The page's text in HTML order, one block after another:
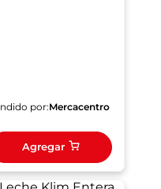
por:Mercacentro
Agregar